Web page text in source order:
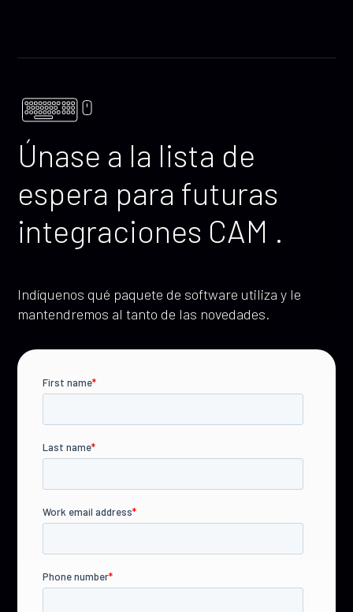
Únase a la lista de
espera para futuras
integraciones CAM .
Indíquenos qué paquete de software utiliza y le
mantendremos al tanto de las novedades.